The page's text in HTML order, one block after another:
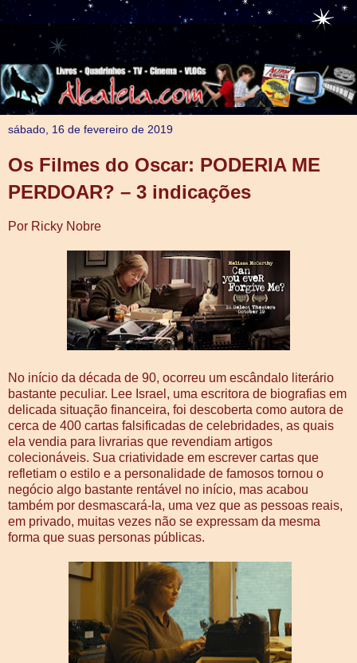
sábado, 16 de fevereiro de 2019
Os Filmes do Oscar: PODERIA ME
PERDOAR? – 3 indicações
Por Ricky Nobre
No início da década de 90, ocorreu um escândalo literário
bastante peculiar. Lee Israel, uma escritora de biografias em
delicada situação financeira, foi descoberta como autora de
cerca de 400 cartas falsificadas de celebridades, as quais
ela vendia para livrarias que revendiam artigos
colecionáveis. Sua criatividade em escrever cartas que
refletiam o estilo e a personalidade de famosos tornou o
negócio algo bastante rentável no início, mas acabou
também por desmascará-la, uma vez que as pessoas reais,
em privado, muitas vezes não se expressam da mesma
forma que suas personas públicas.